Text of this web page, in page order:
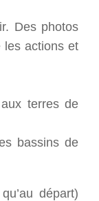
Des photos
les actions et
terres de
bassins de
départ)